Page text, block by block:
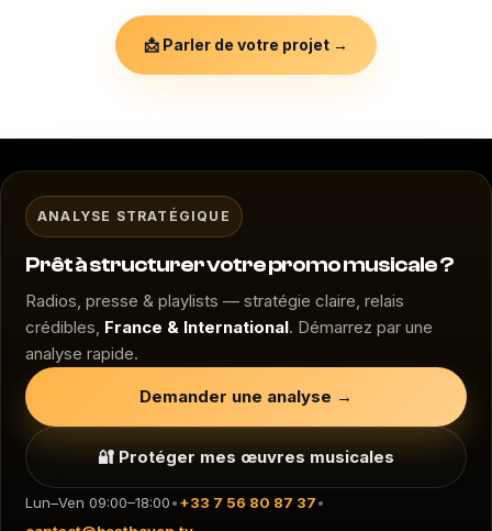
📩 Parler de votre projet →
ANALYSE STRATÉGIQUE
Prêt à structurer votre promo musicale ?
Radios, presse & playlists — stratégie claire, relais
crédibles, France & International. Démarrez par une
analyse rapide.
Demander une analyse →
🔐 Protéger mes œuvres musicales
Lun–Ven 09:00–18:00•+33 7 56 80 87 37•